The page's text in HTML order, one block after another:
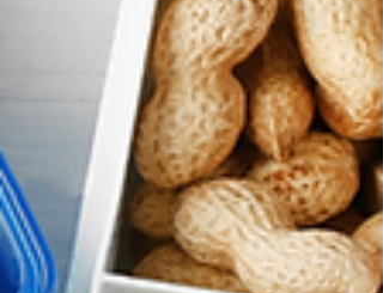
Si tu picky es del equipo nuggets,
te dejamos estás alternativas: